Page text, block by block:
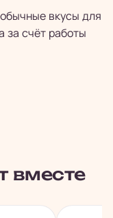
вкусы для
за счёт работы
вместе